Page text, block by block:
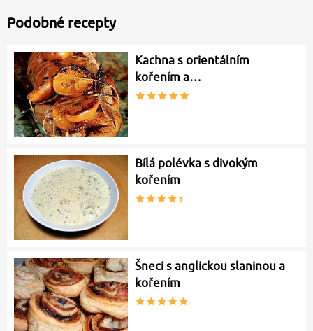
Podobné recepty
Kachna s orientálním
kořením a…
Bílá polévka s divokým
kořením
Šneci s anglickou slaninou a
kořením